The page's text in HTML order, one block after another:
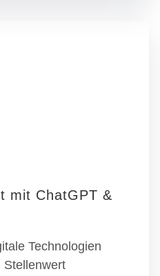
mit ChatGPT &
Technologien
Stellenwert